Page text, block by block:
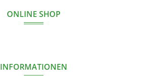
ONLINE SHOP
INFORMATIONEN